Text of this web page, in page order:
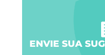
ENVIE SUA